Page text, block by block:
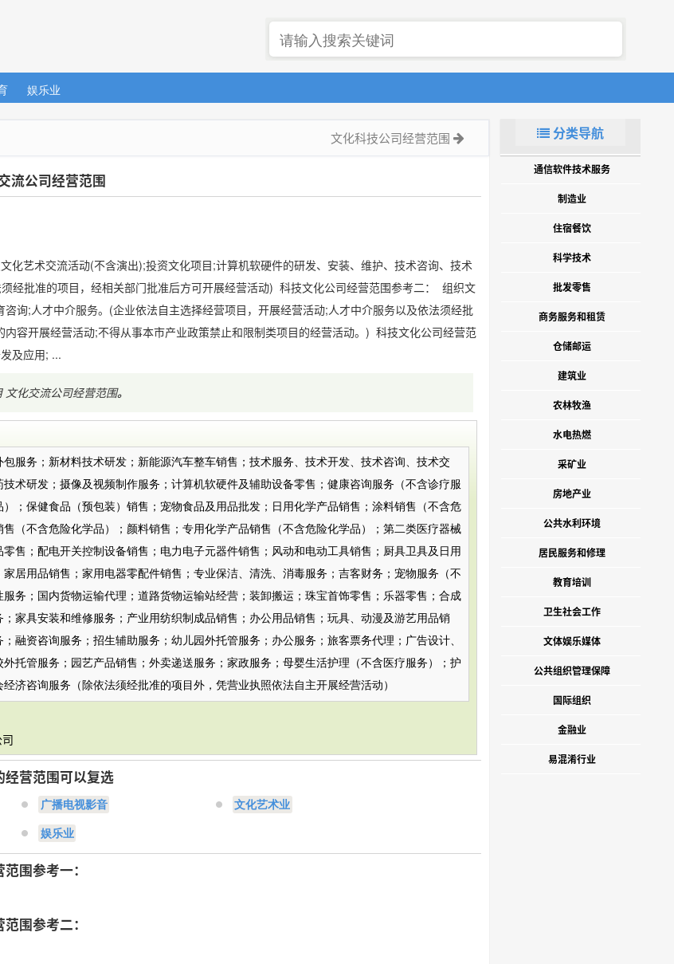
娱乐业
文化科技公司经营范围
流公司经营范围
化艺术交流活动(不含演出);投资文化项目;计算机软硬件的研发、安装、维护、技术咨询、技术
经批准的项目，经相关部门批准后方可开展经营活动) 科技文化公司经营范围参考二： 组织文
询;人才中介服务。(企业依法自主选择经营项目，开展经营活动;人才中介服务以及依法须经批
容开展经营活动;不得从事本市产业政策禁止和限制类项目的经营活动。) 科技文化公司经营范
及应用; ...
文化交流公司经营范围。
服务；新材料技术研发；新能源汽车整车销售；技术服务、技术开发、技术咨询、技术交
术研发；摄像及视频制作服务；计算机软硬件及辅助设备零售；健康咨询服务（不含诊疗服
；保健食品（预包装）销售；宠物食品及用品批发；日用化学产品销售；涂料销售（不含危
（不含危险化学品）；颜料销售；专用化学产品销售（不含危险化学品）；第二类医疗器械
售；配电开关控制设备销售；电力电子元器件销售；风动和电动工具销售；厨具卫具及日用
居用品销售；家用电器零配件销售；专业保洁、清洗、消毒服务；吉客财务；宠物服务（不
务；国内货物运输代理；道路货物运输站经营；装卸搬运；珠宝首饰零售；乐器零售；合成
家具安装和维修服务；产业用纺织制成品销售；办公用品销售；玩具、动漫及游艺用品销
融资咨询服务；招生辅助服务；幼儿园外托管服务；办公服务；旅客票务代理；广告设计、
托管服务；园艺产品销售；外卖递送服务；家政服务；母婴生活护理（不含医疗服务）；护
济咨询服务（除依法须经批准的项目外，凭营业执照依法自主开展经营活动）
营范围可以复选
广播电视影音 文化艺术业
娱乐业
围参考一：
围参考二：
分类导航
通信软件技术服务
制造业
住宿餐饮
科学技术
批发零售
商务服务和租赁
仓储邮运
建筑业
农林牧渔
水电热燃
采矿业
房地产业
公共水利环境
居民服务和修理
教育培训
卫生社会工作
文体娱乐媒体
公共组织管理保障
国际组织
金融业
易混淆行业